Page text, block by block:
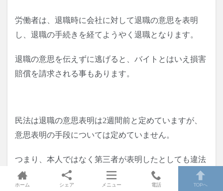
労働者は、退職時に会社に対して退職の意思を表明
し、退職の手続きを経てようやく退職となります。
退職の意思を伝えずに逃げると、バイトとはいえ損害
賠償を請求される事もあります。
民法は退職の意思表明は2週間前と定めていますが、
意思表明の手段については定めていません。
つまり、本人ではなく第三者が表明したとしても違法
性は全くないんです。
ホーム シェア メニュー 電話 TOPへ